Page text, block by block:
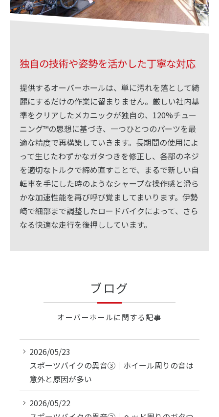
独自の技術や姿勢を活かした丁寧な対応
提供するオーバーホールは、単に汚れを落として綺
麗にするだけの作業に留まりません。厳しい社内基
準をクリアしたメカニックが独自の、120%チュー
ニング™の思想に基づき、一つひとつのパーツを最
適な精度で再構築していきます。長期間の使用によ
って生じたわずかなガタつきを修正し、各部のネジ
を適切なトルクで締め直すことで、まるで新しい自
転車を手にした時のようなシャープな操作感と滑ら
かな加速性能を再び呼び覚ましてまいります。伊勢
崎で細部まで調整したロードバイクによって、さら
なる快適な走行を後押ししています。
ブログ
オーバーホールに関する記事
2026/05/23
スポーツバイクの異音③｜ホイール周りの音は
意外と原因が多い
2026/05/22